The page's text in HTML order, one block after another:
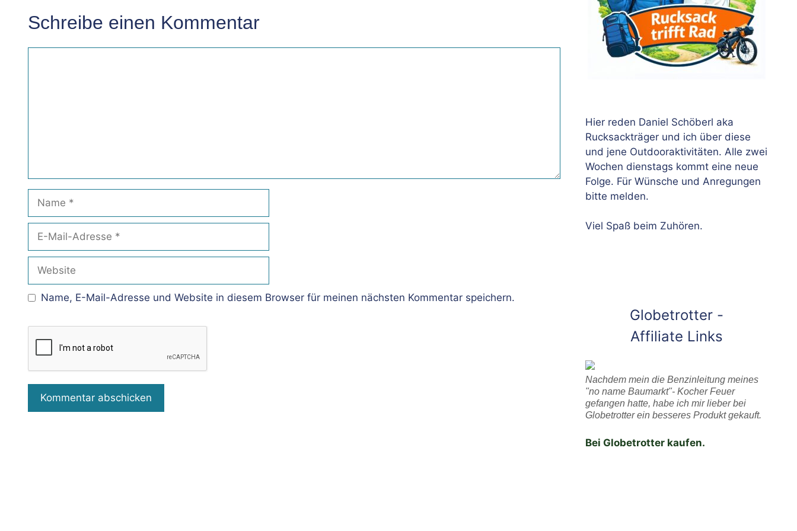
Schreibe einen Kommentar
Mail-
Adresse
Name, E-Mail-Adresse und Website in diesem Browser für meinen nächsten Kommentar speichern.
Hier reden Daniel Schöberl aka
Rucksackträger und ich über diese
und jene Outdooraktivitäten. Alle zwei
Wochen dienstags kommt eine neue
Folge. Für Wünsche und Anregungen
bitte melden.
Viel Spaß beim Zuhören.
Globetrotter -
Affiliate Links
Nachdem mein die Benzinleitung meines
"no name Baumarkt"- Kocher Feuer
gefangen hatte, habe ich mir lieber bei
Globetrotter ein besseres Produkt gekauft.
Bei Globetrotter kaufen.